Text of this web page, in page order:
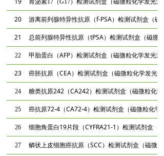
胃泌素17（G17）检测试剂盒（磁微粒化学发光法
20 游离前列腺特异性抗原（f-PSA）检测试剂盒（磁
21 总前列腺特异性抗原（tPSA）检测试剂盒（磁微粒
22 甲胎蛋白（AFP）检测试剂盒（磁微粒化学发光法）
23 癌胚抗原（CEA）检测试剂盒（磁微粒化学发光法
24 糖类抗原242（CA242）检测试剂盒（磁微粒化学
25 癌抗原72-4（CA72-4）检测试剂盒（磁微粒化学
26 细胞角蛋白19片段（CYFRA21-1）检测试剂盒（
27 鳞状上皮细胞癌抗原（SCC）检测试剂盒（磁微粒